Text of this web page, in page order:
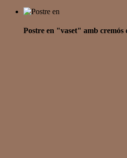
Postre en "vaset" amb cremós